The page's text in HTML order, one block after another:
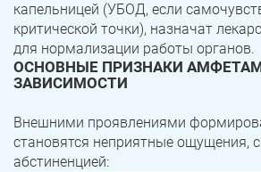
капельницей (УБОД, если
критической точки), назначат
для нормализации работы органов.
ОСНОВНЫЕ ПРИЗНАКИ
ЗАВИСИМОСТИ
Внешними проявлениями
становятся неприятные ощущения,
абстиненцией: